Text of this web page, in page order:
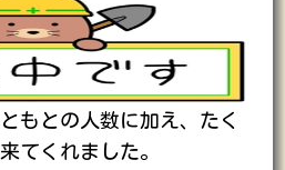
もとの人数に加え、たく
てくれました。